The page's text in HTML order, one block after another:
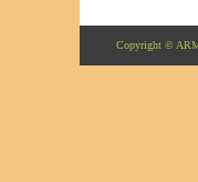
Copyright ©